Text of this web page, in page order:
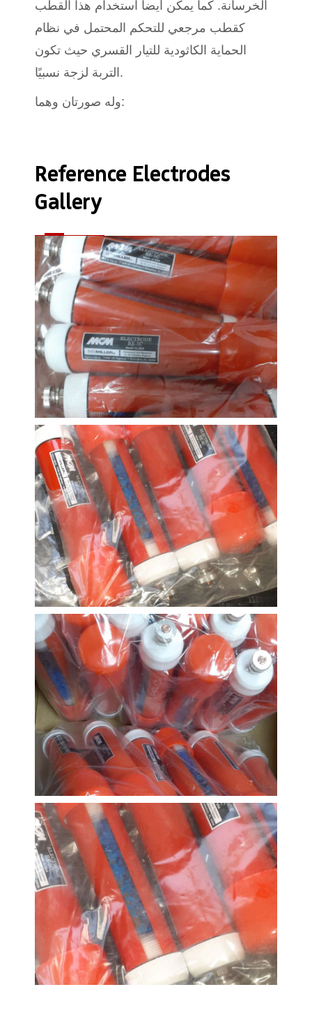
الخرسانة. كما يمكن أيضا استخدام هذا القطب
كقطب مرجعي للتحكم المحتمل في نظام
الحماية الكاثودية للتيار القسري حيث تكون
التربة لزجة نسبيًا.
وله صورتان وهما:
Reference Electrodes
Gallery